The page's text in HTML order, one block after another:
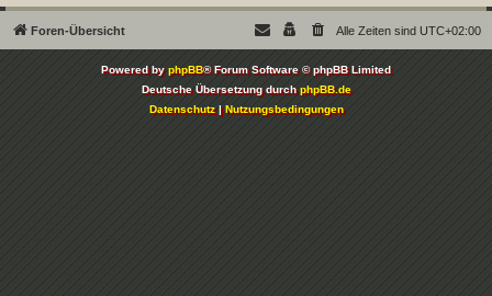
Foren-Übersicht Alle Zeiten sind UTC+02:00
Powered byphpBB® Forum Software © phpBB Limited
Deutsche Übersetzung durchphpBB.de
Datenschutz|Nutzungsbedingungen